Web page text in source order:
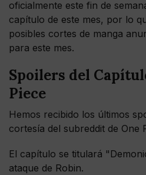
oficialmente este fin de
capítulo de este mes, por lo
posibles cortes de manga
para este mes.
Spoilers del
Piece
Hemos recibido los últimos
cortesía del subreddit de One
El capítulo se titulará
ataque de Robin.